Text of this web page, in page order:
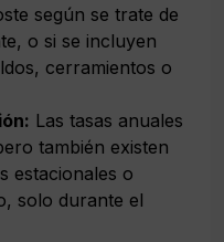
según se trate de
o si se incluyen
cerramientos o
Las tasas anuales
también existen
estacionales o
solo durante el